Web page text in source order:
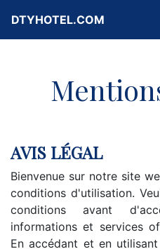
DTYHOTEL.COM
AVIS LÉGAL
Bienvenue sur notre site
conditions d'utilisation.
conditions avant
informations et services
En accédant et en